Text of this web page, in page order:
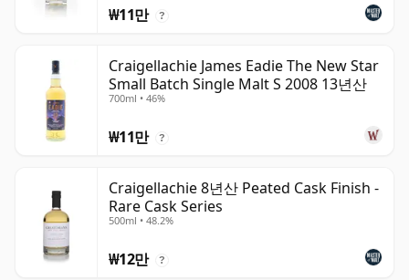
₩11만 ?
Craigellachie James Eadie The New Star
Small Batch Single Malt S 2008 13년산
700ml • 46%
₩11만 ?
Craigellachie 8년산 Peated Cask Finish -
Rare Cask Series
500ml • 48.2%
₩12만 ?